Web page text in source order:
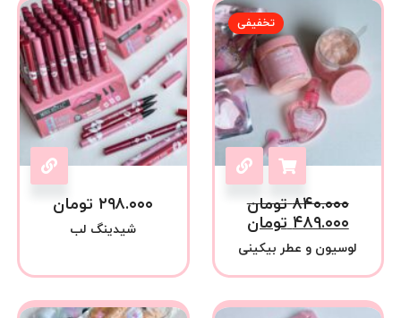
تخفیفی
۸۴۰.۰۰۰ تومان
۴۸۹.۰۰۰ تومان
لوسیون و عطر بیکینی
۲۹۸.۰۰۰ تومان
شیدینگ لب